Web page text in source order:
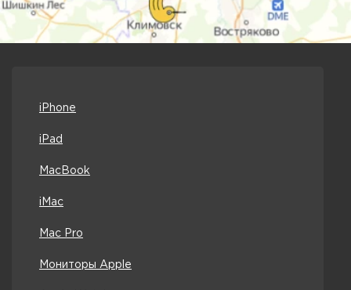
iPhone
iPad
MacBook
iMac
Mac Pro
Мониторы Apple